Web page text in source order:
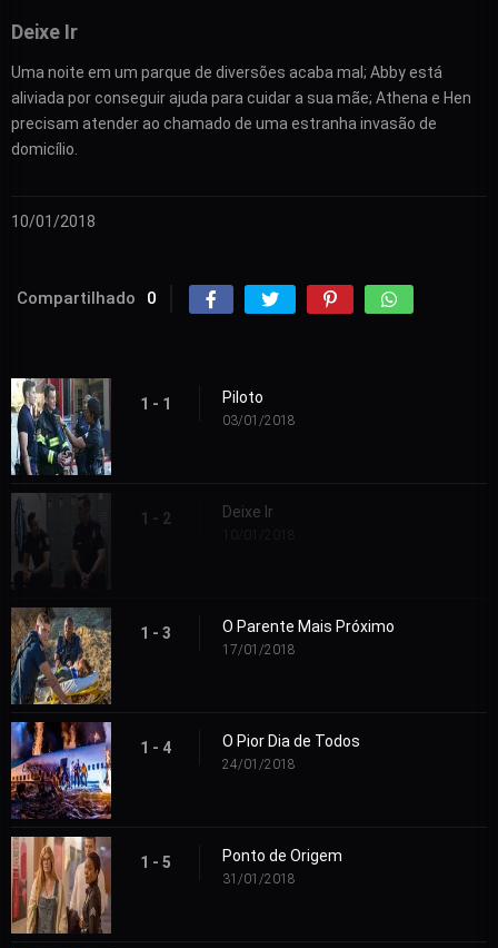
Deixe Ir
Uma noite em um parque de diversões acaba mal; Abby está
aliviada por conseguir ajuda para cuidar a sua mãe; Athena e Hen
precisam atender ao chamado de uma estranha invasão de
domicílio.
10/01/2018
Compartilhado 0
1 - 1 Piloto
03/01/2018
1 - 2 Deixe Ir
1 - 3 O Parente Mais Próximo
17/01/2018
1 - 4 O Pior Dia de Todos
24/01/2018
1 - 5 Ponto de Origem
31/01/2018